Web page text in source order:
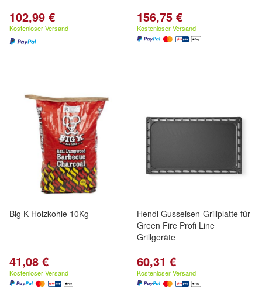
102,99 €
Kostenloser Versand
156,75 €
Kostenloser Versand
Big K Holzkohle 10Kg
41,08 €
Kostenloser Versand
Hendi Gusseisen-Grillplatte für
Green Fire Profi Line
Grillgeräte
60,31 €
Kostenloser Versand